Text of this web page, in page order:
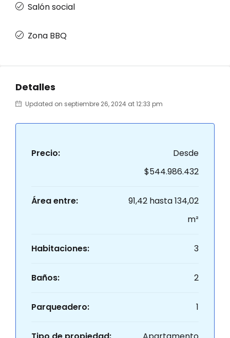
Salón social
Zona BBQ
Detalles
Updated on septiembre 26, 2024 at 12:33 pm
Precio:
Desde
$544.986.432
Área entre:
91,42 hasta 134,02
m²
Habitaciones: 3
Baños: 2
Parqueadero: 1